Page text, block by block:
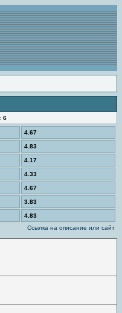
6
4.67
4.83
4.17
4.33
4.67
3.83
4.83
Ссылка на описание или сайт